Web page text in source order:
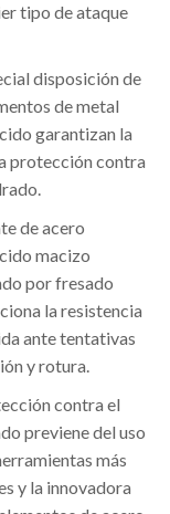
tipo de ataque
disposición de
de metal
garantizan la
protección contra
de acero
macizo
por fresado
la resistencia
ante tentativas
y rotura.
contra el
previene del uso
más
y la innovadora